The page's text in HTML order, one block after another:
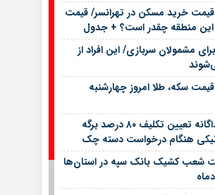
خرید مسکن در تهرانسر/ قیمت
این منطقه چقدر است؟ + جدول
مشمولان سربازی/ این افراد از
سکه، طلا امروز چهارشنبه
محاسبه جداگانه تعیین تکلیف ۸۰ درصد برگه
هنگام درخواست دسته چک
شعب کشیک بانک سپه در استان‌ها